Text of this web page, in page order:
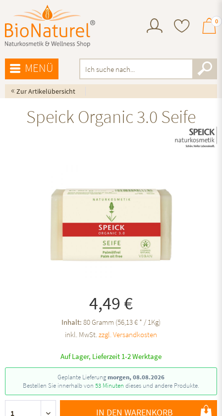
0
MENÜ
« Zur Artikelübersicht
Speick Organic 3.0 Seife
4,49 €
Inhalt: 80 Gramm (56,13 € * / 1Kg)
inkl. MwSt.zzgl. Versandkosten
Auf Lager, Lieferzeit 1-2 Werktage
Geplante Lieferungmorgen, 08.08.2026
Bestellen Sie innerhalb von 53 Minuten dieses und andere Produkte.
IN DEN WARENKORB